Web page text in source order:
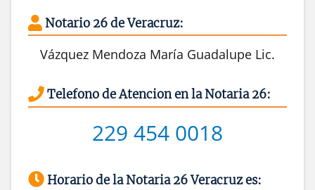
Notario 26 de Veracruz:
Vázquez Mendoza María Guadalupe Lic.
Telefono de Atencion en la Notaria 26:
229 454 0018
Horario de la Notaria 26 Veracruz es: